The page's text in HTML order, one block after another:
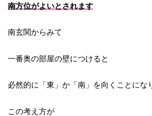
南方位がよいとされます
南玄関からみて
一番奥の部屋の壁につけると
必然的に「東」か「南」を向くことにな
この考え方が